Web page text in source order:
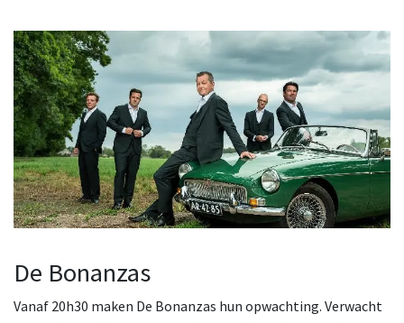
De Bonanzas
Vanaf 20h30 maken De Bonanzas hun opwachting. Verwacht